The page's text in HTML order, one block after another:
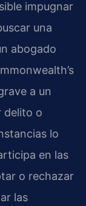
impugnar
una
abogado
a un
delito o
lo
en las
o rechazar
las